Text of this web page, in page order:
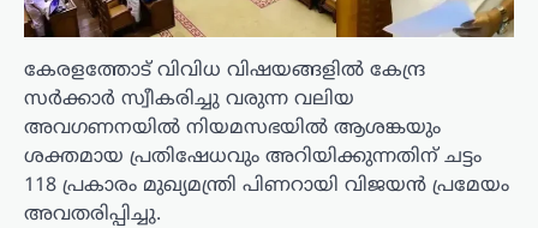
കേരളത്തോട് വിവിധ വിഷയങ്ങളില്‍ കേന്ദ്ര
സര്‍ക്കാര്‍ സ്വീകരിച്ചു വരുന്ന വലിയ
അവഗണനയില്‍ നിയമസഭയില്‍ ആശങ്കയും
ശക്തമായ പ്രതിഷേധവും അറിയിക്കുന്നതിന് ചട്ടം
118 പ്രകാരം മുഖ്യമന്ത്രി പിണറായി വിജയൻ പ്രമേയം
അവതരിപ്പിച്ചു.